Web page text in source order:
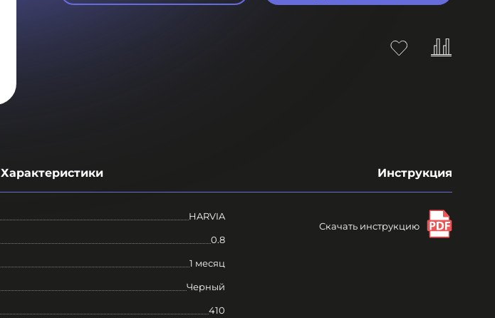
Характеристики Инструкция
HARVIA
0.8
1 месяц
Черный
410
Скачать инструкцию